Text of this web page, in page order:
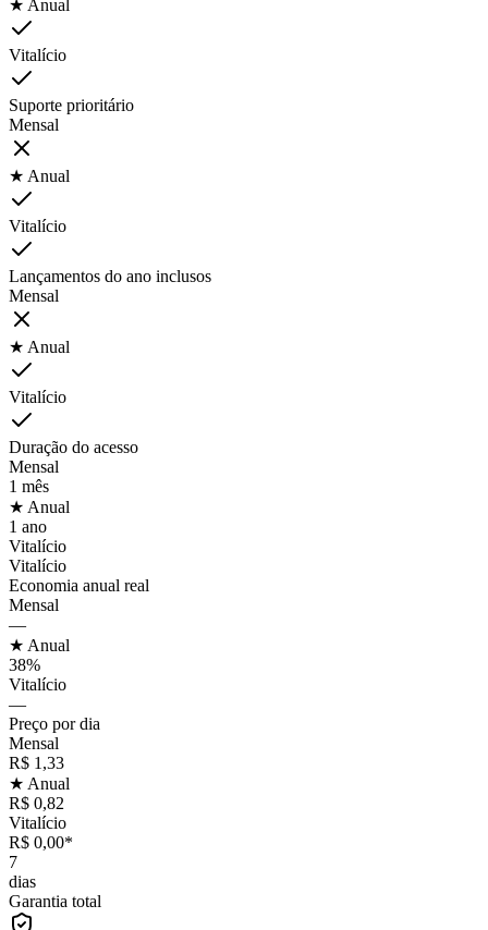
★ Anual
Vitalício
Suporte prioritário
Mensal
★ Anual
Vitalício
Lançamentos do ano inclusos
Mensal
★ Anual
Vitalício
Duração do acesso
Mensal
1 mês
★ Anual
1 ano
Vitalício
Vitalício
Economia anual real
Mensal
—
★ Anual
38%
Vitalício
—
Preço por dia
Mensal
R$ 1,33
★ Anual
R$ 0,82
Vitalício
R$ 0,00*
7
dias
Garantia total